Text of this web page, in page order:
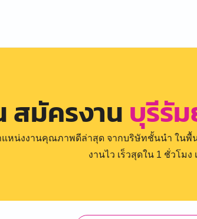
สมัครงาน บุรีรั
แหน่งงานคุณภาพดีล่าสุด จากบริษัทชั้นนำ ใน
งานไว เร็วสุดใน 1 ชั่วโม